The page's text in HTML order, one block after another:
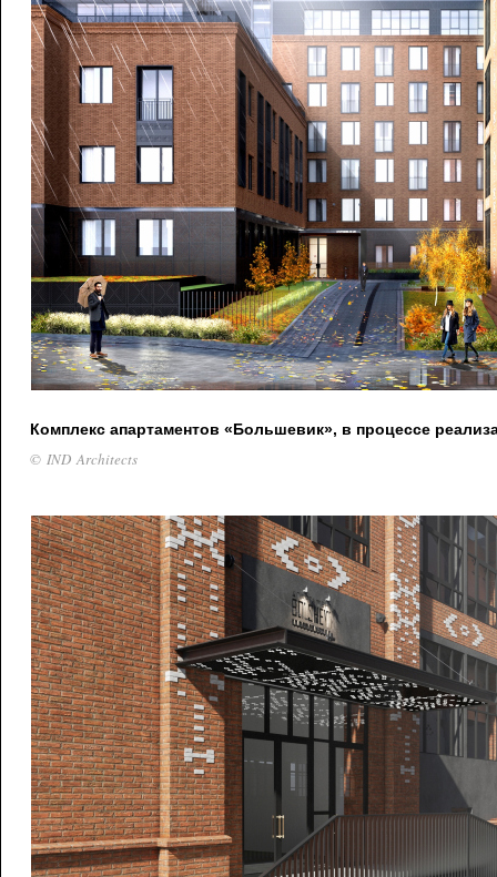
Комплекс апартаментов «Большевик», в процессе
© IND Architects